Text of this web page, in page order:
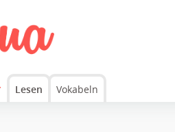
Lesen Vokabeln